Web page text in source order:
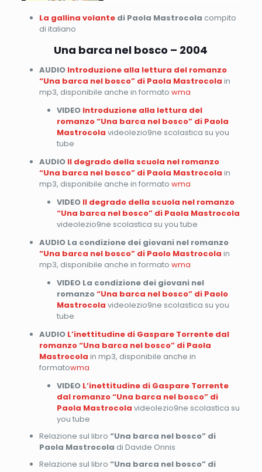
La gallina volantedi Paola Mastrocola compito
di italiano
Una barca nel bosco – 2004
AUDIO Introduzione alla lettura del romanzo
“Una barca nel bosco” di Paola Mastrocola in
mp3, disponibile anche in formato wma
VIDEO Introduzione alla lettura del
romanzo “Una barca nel bosco” di Paola
Mastrocola videolezio9ne scolastica su you
tube
AUDIO Il degrado della scuola nel romanzo
“Una barca nel bosco” di Paola Mastrocola in
mp3, disponibile anche in formato wma
VIDEO Il degrado della scuola nel romanzo
“Una barca nel bosco” di Paola Mastrocola
videolezio9ne scolastica su you tube
AUDIO La condizione dei giovani nel romanzo
“Una barca nel bosco” di Paolo Mastrocola in
mp3, disponibile anche in formato wma
VIDEO La condizione dei giovani nel
romanzo“Una barca nel bosco” di Paolo
Mastrocola videolezio9ne scolastica su you
tube
AUDIO L’inettitudine di Gaspare Torrente dal
romanzo “Una barca nel bosco” di Paola
Mastrocola in mp3, disponibile anche in
formatowma
VIDEO L’inettitudine di Gaspare Torrente
dal romanzo “Una barca nel bosco” di
Paola Mastrocola videolezio9ne scolastica su
you tube
Relazione sul libro “Una barca nel bosco” di
Paola Mastrocola di Davide Onnis
Relazione sul libro “Una barca nel bosco” di